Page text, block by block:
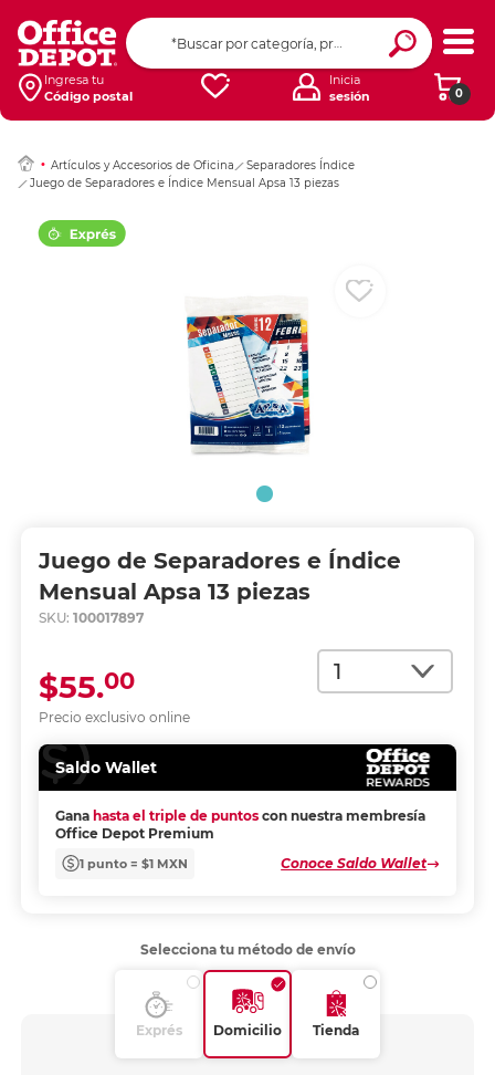
Ingresa tu
Código postal
0
Inicia
sesión
Artículos y Accesorios de Oficina
Separadores Índice
Juego de Separadores e Índice Mensual Apsa 13 piezas
Juego de Separadores e Índice
Mensual Apsa 13 piezas
SKU: 100017897
Cantidad
Precio exclusivo online
$55.00
Saldo Wallet
Gana hasta el triple de puntos con nuestra membresía
Office Depot Premium
1 punto = $1 MXN Conoce Saldo Wallet
Ingresar Codigo
Selecciona tu método de envío
Exprés Domicilio Tienda